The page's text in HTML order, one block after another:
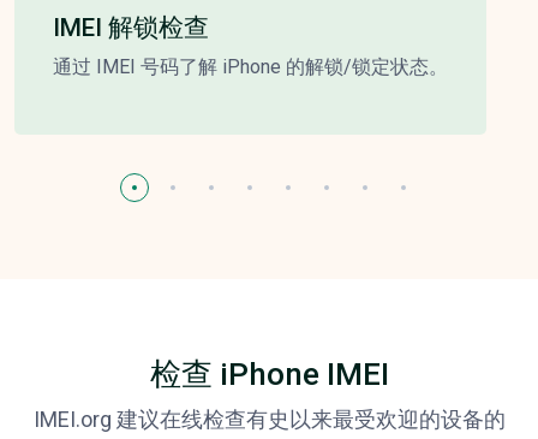
IMEI 解锁检查
通过 IMEI 号码了解 iPhone 的解锁/锁定状态。
检查 iPhone IMEI
IMEI.org 建议在线检查有史以来最受欢迎的设备的